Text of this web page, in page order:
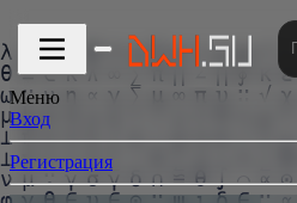
БОЛЬШЕ НЕ НУЖНЫ!
Меню
Вход
Регистрация